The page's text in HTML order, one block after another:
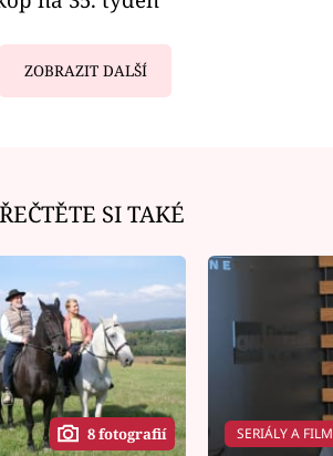
ZOBRAZIT DALŠÍ
SI TAKÉ
8 fotografií SERIÁLY A